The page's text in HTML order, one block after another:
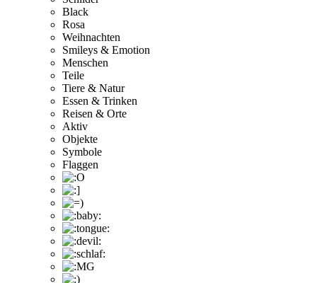
Black
Rosa
Weihnachten
Smileys & Emotion
Menschen
Teile
Tiere & Natur
Essen & Trinken
Reisen & Orte
Aktiv
Objekte
Symbole
Flaggen